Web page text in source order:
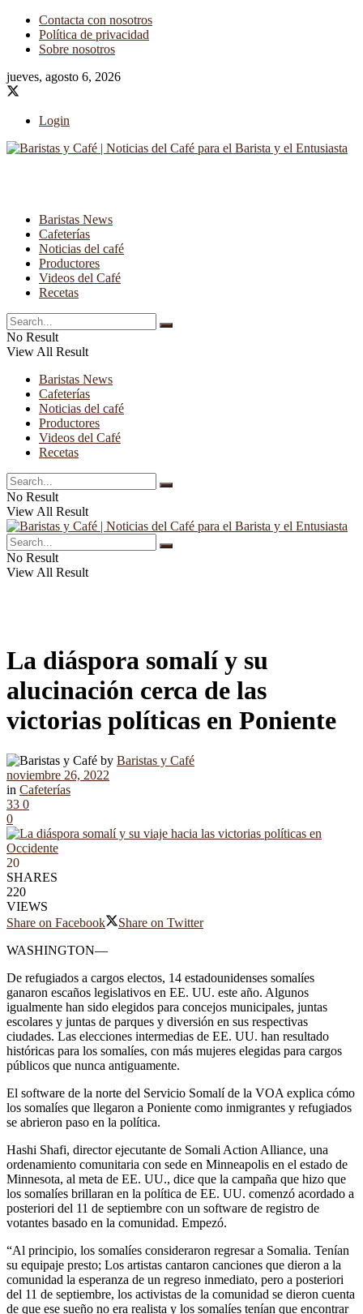
Contacta con nosotros
Política de privacidad
Sobre nosotros
jueves, agosto 6, 2026
Login
Baristas News
Cafeterías
Noticias del café
Productores
Videos del Café
Recetas
No Result
View All Result
Baristas News
Cafeterías
Noticias del café
Productores
Videos del Café
Recetas
No Result
View All Result
No Result
View All Result
La diáspora somalí y su
alucinación cerca de las
victorias políticas en Poniente
by Baristas y Café
noviembre 26, 2022
in Cafeterías
33 0
0
20
SHARES
220
VIEWS
Share on Facebook
Share on Twitter
WASHINGTON—
De refugiados a cargos electos, 14 estadounidenses somalíes
ganaron escaños legislativos en EE. UU. este año. Algunos
igualmente han sido elegidos para concejos municipales, juntas
escolares y juntas de parques y diversión en sus respectivas
ciudades. Las elecciones intermedias de EE. UU. han resultado
históricas para los somalíes, con más mujeres elegidas para cargos
públicos que nunca antiguamente.
El software de la norte del Servicio Somalí de la VOA explica cómo
los somalíes que llegaron a Poniente como inmigrantes y refugiados
se abrieron paso en la política.
Hashi Shafi, director ejecutante de Somali Action Alliance, una
ordenamiento comunitaria con sede en Minneapolis en el estado de
Minnesota, al meta de EE. UU., dice que la campaña que hizo que
los somalíes brillaran en la política de EE. UU. comenzó acordado a
posteriori del 11 de septiembre con un software de registro de
votantes basado en la comunidad. Empezó.
“Al principio, los somalíes consideraron regresar a Somalia. Tenían
su equipaje presto; Los artistas cantaron canciones que dieron a la
comunidad la esperanza de un regreso inmediato, pero a posteriori
del 11 de septiembre, los activistas de la comunidad se dieron cuenta
de que ese sueño no era realista y los somalíes tenían que encontrar